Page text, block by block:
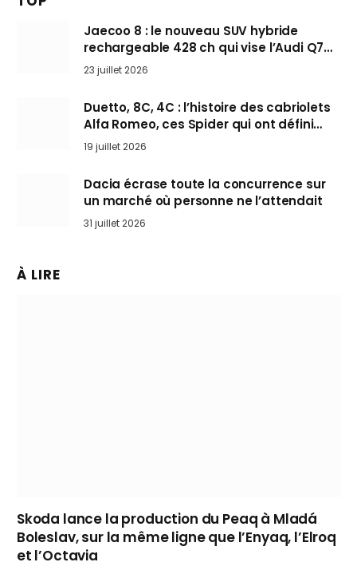
Jaecoo 8 : le nouveau SUV hybride
rechargeable 428 ch qui vise l’Audi Q7
arrive en Europe cet automne
23 juillet 2026
Duetto, 8C, 4C : l’histoire des cabriolets
Alfa Romeo, ces Spider qui ont défini
l’art de rouler cheveux au vent
19 juillet 2026
Dacia écrase toute la concurrence sur
un marché où personne ne l’attendait
31 juillet 2026
À LIRE
Skoda lance la production du Peaq à Mladá
Boleslav, sur la même ligne que l’Enyaq, l’Elroq
et l’Octavia